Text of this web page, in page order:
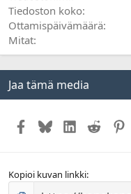
Tiedoston koko
Ottamispäivämäärä
Mitat
Jaa tämä media
Facebook
BlueskyLinkedIn
Reddit
Kopioi kuvan linkki